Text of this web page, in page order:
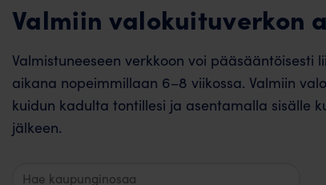
Valmiin valokuituverkon
Valmistuneeseen verkkoon voi
aikana nopeimmillaan 6–8 viikossa. Valmiin
kuidun kadulta tontillesi ja asentamalla sisälle
jälkeen.
Hae